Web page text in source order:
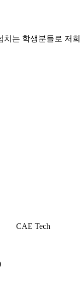
는 학생분들로 저